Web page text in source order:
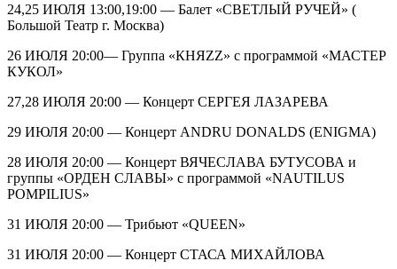
24,25 ИЮЛЯ 13:00,19:00 — Балет «СВЕТЛЫЙ РУЧЕЙ» (
Большой Театр г. Москва)
26 ИЮЛЯ 20:00— Группа «КНЯZZ» с программой «МАСТЕР
КУКОЛ»
27,28 ИЮЛЯ 20:00 — Концерт СЕРГЕЯ ЛАЗАРЕВА
29 ИЮЛЯ 20:00 — Концерт ANDRU DONALDS (ENIGMA)
28 ИЮЛЯ 20:00 — Концерт ВЯЧЕСЛАВА БУТУСОВА и
группы «ОРДЕН СЛАВЫ» с программой «NAUTILUS
POMPILIUS»
31 ИЮЛЯ 20:00 — Трибьют «QUEEN»
31 ИЮЛЯ 20:00 — Концерт СТАСА МИХАЙЛОВА